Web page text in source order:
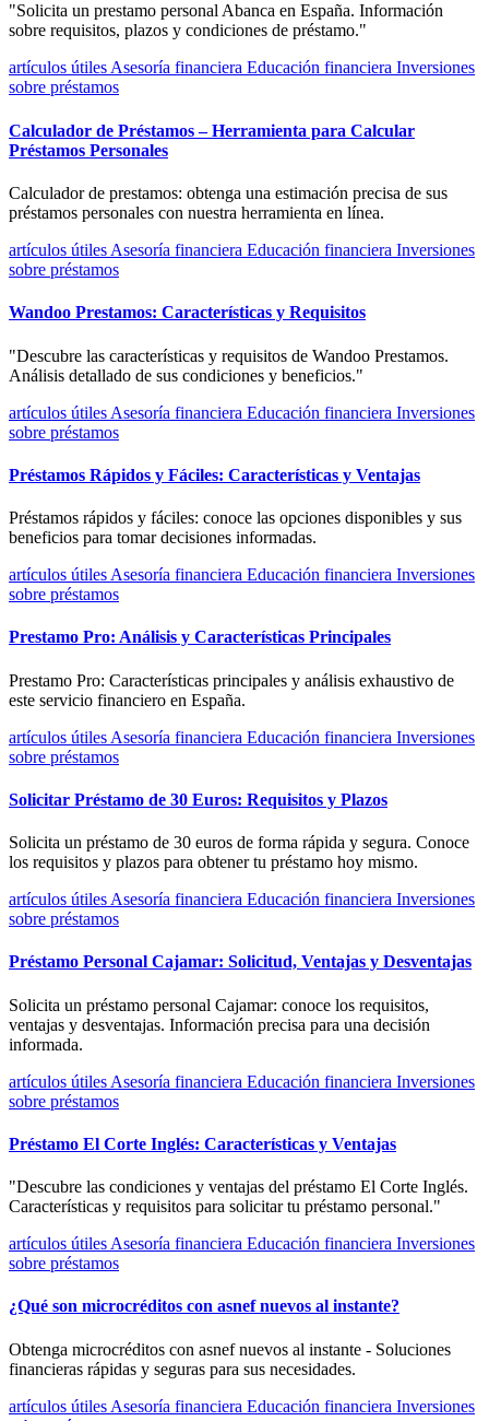
"Solicita un prestamo personal Abanca en España. Información
sobre requisitos, plazos y condiciones de préstamo."
artículos útilesAsesoría financiera Educación financiera Inversiones
sobre préstamos
Calculador de Préstamos – Herramienta para Calcular
Préstamos Personales
Calculador de prestamos: obtenga una estimación precisa de sus
préstamos personales con nuestra herramienta en línea.
artículos útiles Asesoría financiera Educación financiera Inversiones
sobre préstamos
Wandoo Prestamos: Características y Requisitos
"Descubre las características y requisitos de Wandoo Prestamos.
Análisis detallado de sus condiciones y beneficios."
artículos útiles Asesoría financiera Educación financiera Inversiones
sobre préstamos
Préstamos Rápidos y Fáciles: Características y Ventajas
Préstamos rápidos y fáciles: conoce las opciones disponibles y sus
beneficios para tomar decisiones informadas.
artículos útiles Asesoría financiera Educación financiera Inversiones
sobre préstamos
Prestamo Pro: Análisis y Características Principales
Prestamo Pro: Características principales y análisis exhaustivo de
este servicio financiero en España.
artículos útiles Asesoría financiera Educación financiera Inversiones
sobre préstamos
Solicitar Préstamo de 30 Euros: Requisitos y Plazos
Solicita un préstamo de 30 euros de forma rápida y segura. Conoce
los requisitos y plazos para obtener tu préstamo hoy mismo.
artículos útiles Asesoría financiera Educación financiera Inversiones
sobre préstamos
Préstamo Personal Cajamar: Solicitud, Ventajas y Desventajas
Solicita un préstamo personal Cajamar: conoce los requisitos,
ventajas y desventajas. Información precisa para una decisión
informada.
artículos útiles Asesoría financiera Educación financiera Inversiones
sobre préstamos
Préstamo El Corte Inglés: Características y Ventajas
"Descubre las condiciones y ventajas del préstamo El Corte Inglés.
Características y requisitos para solicitar tu préstamo personal."
artículos útiles Asesoría financiera Educación financiera Inversiones
sobre préstamos
¿Qué son microcréditos con asnef nuevos al instante?
Obtenga microcréditos con asnef nuevos al instante - Soluciones
financieras rápidas y seguras para sus necesidades.
artículos útiles Asesoría financiera Educación financiera Inversiones